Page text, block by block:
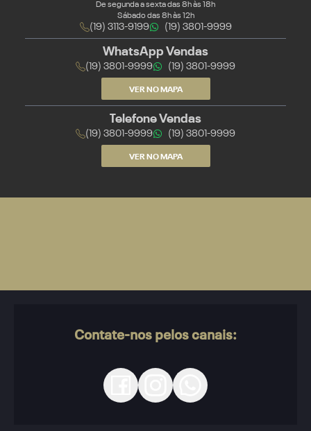
De segunda a sexta das 8h às 18h
Sábado das 8h às 12h
(19) 3113-9199 (19) 3801-9999
WhatsApp Vendas
(19) 3801-9999 (19) 3801-9999
VER NO MAPA
Telefone Vendas
(19) 3801-9999 (19) 3801-9999
VER NO MAPA
Contate-nos pelos canais: